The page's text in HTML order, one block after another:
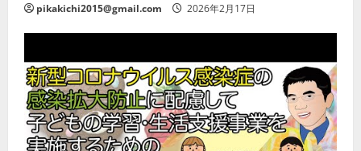
pikakichi2015@gmail.com 2026年2月17日